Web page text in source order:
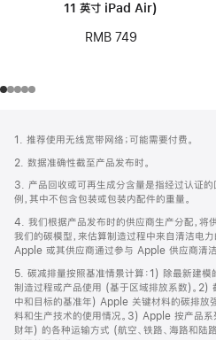
11 英寸 iPad Air)
RMB 749
页
页
脚
注
1. 推荐使用无线宽带网络；可能需要付费。
2. 数据准确性截至产品发布时。
3. 产品回收或可再生成分含量是指经过认证
例，其中不包含包装或包装内配件的重量。
4. 我们根据产品发布时的供应商生产分配，将
我们的碳模型，来估算制造过程中来自清洁电
Apple 或其供应商通过参与 Apple 供应商清洁
5. 碳减排量按照基准情景计算：1) 除最新建模
制造过程或产品使用 (基于区域排放系数)。
中和目标的基准年) Apple 关键材料的碳排放
料和生产技术的使用情况。3) Apple 按产品
财年) 的各种运输方式 (航空、铁路、海路和陆